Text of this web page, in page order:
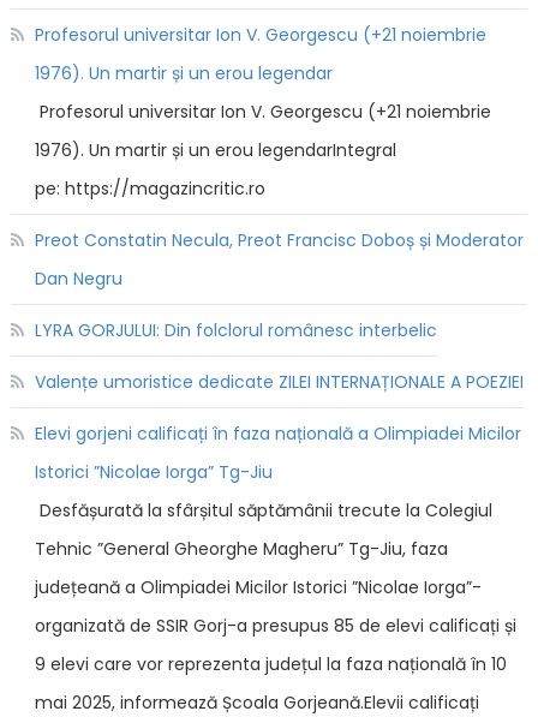
Profesorul universitar Ion V. Georgescu (+21 noiembrie
1976). Un martir și un erou legendar
Profesorul universitar Ion V. Georgescu (+21 noiembrie
1976). Un martir și un erou legendarIntegral
pe: https://magazincritic.ro
Preot Constatin Necula, Preot Francisc Doboș și Moderator
Dan Negru
LYRA GORJULUI: Din folclorul românesc interbelic
Valențe umoristice dedicate ZILEI INTERNAȚIONALE A POEZIEI
Elevi gorjeni calificați în faza națională a Olimpiadei Micilor
Istorici ”Nicolae Iorga” Tg-Jiu
Desfășurată la sfârșitul săptămânii trecute la Colegiul
Tehnic ”General Gheorghe Magheru” Tg-Jiu, faza
județeană a Olimpiadei Micilor Istorici ”Nicolae Iorga”-
organizată de SSIR Gorj-a presupus 85 de elevi calificați și
9 elevi care vor reprezenta județul la faza națională în 10
mai 2025, informează Școala Gorjeană.Elevii calificați